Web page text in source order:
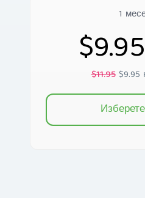
1
$9.95
$11.95$9.95